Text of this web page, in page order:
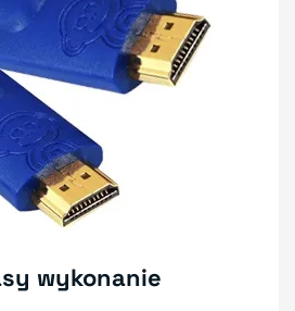
wykonanie